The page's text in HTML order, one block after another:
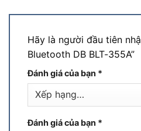
Hãy là người đầu tiên
Bluetooth DB BLT-355A”
Đánh giá của bạn *
Đánh giá của bạn *